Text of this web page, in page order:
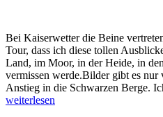
Bei Kaiserwetter die Beine
Tour, dass ich diese tollen
Land, im Moor, in der Heide, in
vermissen werde.Bilder gibt es nur
Anstieg in die Schwarzen Berge.
weiterlesen